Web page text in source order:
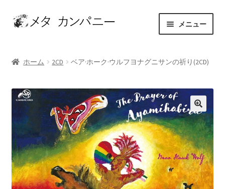
ナ
ビ
ー
ン
ス
ッ
プ
コ
ン
ン
ス
ッ
メニュー
お問い合わせ
ショップ
セレクト
ホーム 2CD ベア·ホーク·ウルフヨナグニサンの祈り(2CD)